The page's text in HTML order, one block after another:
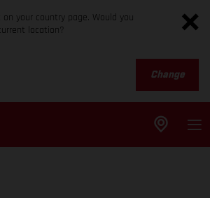
your country page. Would you
location?
Change